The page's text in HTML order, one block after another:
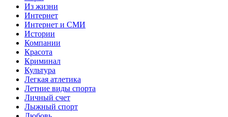
Из жизни
Интернет
Интернет и СМИ
Истории
Компании
Красота
Криминал
Культура
Легкая атлетика
Летние виды спорта
Личный счет
Лыжный спорт